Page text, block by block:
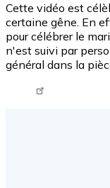
Cette vidéo est
certaine gêne. En
pour célébrer le
n'est suivi par
général dans la
Tweet URL